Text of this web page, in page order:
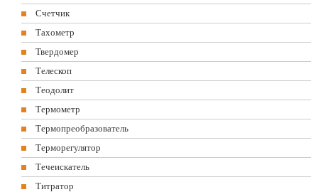
Счетчик
Тахометр
Твердомер
Телескоп
Теодолит
Термометр
Термопреобразователь
Терморегулятор
Течеискатель
Титратор